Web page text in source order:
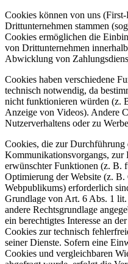
Cookies können von uns
Drittunternehmen stammen
Cookies ermöglichen die
von Drittunternehmen
Abwicklung von
Cookies haben verschiedene
technisch notwendig, da
nicht funktionieren würden (z.
Anzeige von Videos). Andere
Nutzerverhaltens oder zu
Cookies, die zur Durchführung
Kommunikationsvorgangs, zur
erwünschter Funktionen (z. B.
Optimierung der Website (z. B.
Webpublikums) erforderlich
Grundlage von Art. 6 Abs. 1
andere Rechtsgrundlage
ein berechtigtes Interesse an
Cookies zur technisch
seiner Dienste. Sofern eine
Cookies und vergleichbaren